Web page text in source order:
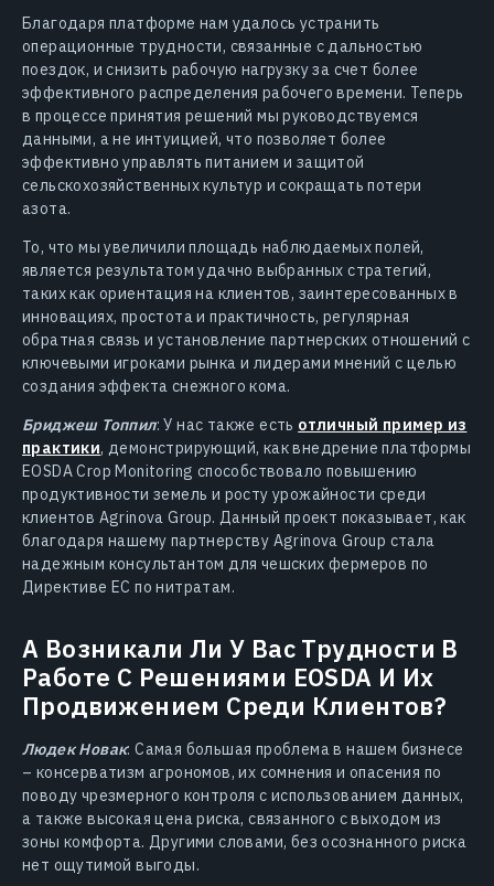
Благодаря платформе нам удалось устранить
операционные трудности, связанные с дальностью
поездок, и снизить рабочую нагрузку за счет более
эффективного распределения рабочего времени. Теперь
в процессе принятия решений мы руководствуемся
данными, а не интуицией, что позволяет более
эффективно управлять питанием и защитой
сельскохозяйственных культур и сокращать потери
азота.
То, что мы увеличили площадь наблюдаемых полей,
является результатом удачно выбранных стратегий,
таких как ориентация на клиентов, заинтересованных в
инновациях, простота и практичность, регулярная
обратная связь и установление партнерских отношений с
ключевыми игроками рынка и лидерами мнений с целью
создания эффекта снежного кома.
Бриджеш Топпил: У нас также есть отличный пример из
практики, демонстрирующий, как внедрение платформы
EOSDA Crop Monitoring способствовало повышению
продуктивности земель и росту урожайности среди
клиентов Agrinova Group. Данный проект показывает, как
благодаря нашему партнерству Agrinova Group стала
надежным консультантом для чешских фермеров по
Директиве ЕС по нитратам.
А Возникали Ли У Вас Трудности В
Работе С Решениями EOSDA И Их
Продвижением Среди Клиентов?
Людек Новак: Самая большая проблема в нашем бизнесе
– консерватизм агрономов, их сомнения и опасения по
поводу чрезмерного контроля с использованием данных,
а также высокая цена риска, связанного с выходом из
зоны комфорта. Другими словами, без осознанного риска
нет ощутимой выгоды.